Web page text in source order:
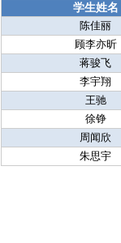
学生姓名
陈佳丽
顾李亦昕
蒋骏飞
李宇翔
王驰
徐铮
周闻欣
朱思宇